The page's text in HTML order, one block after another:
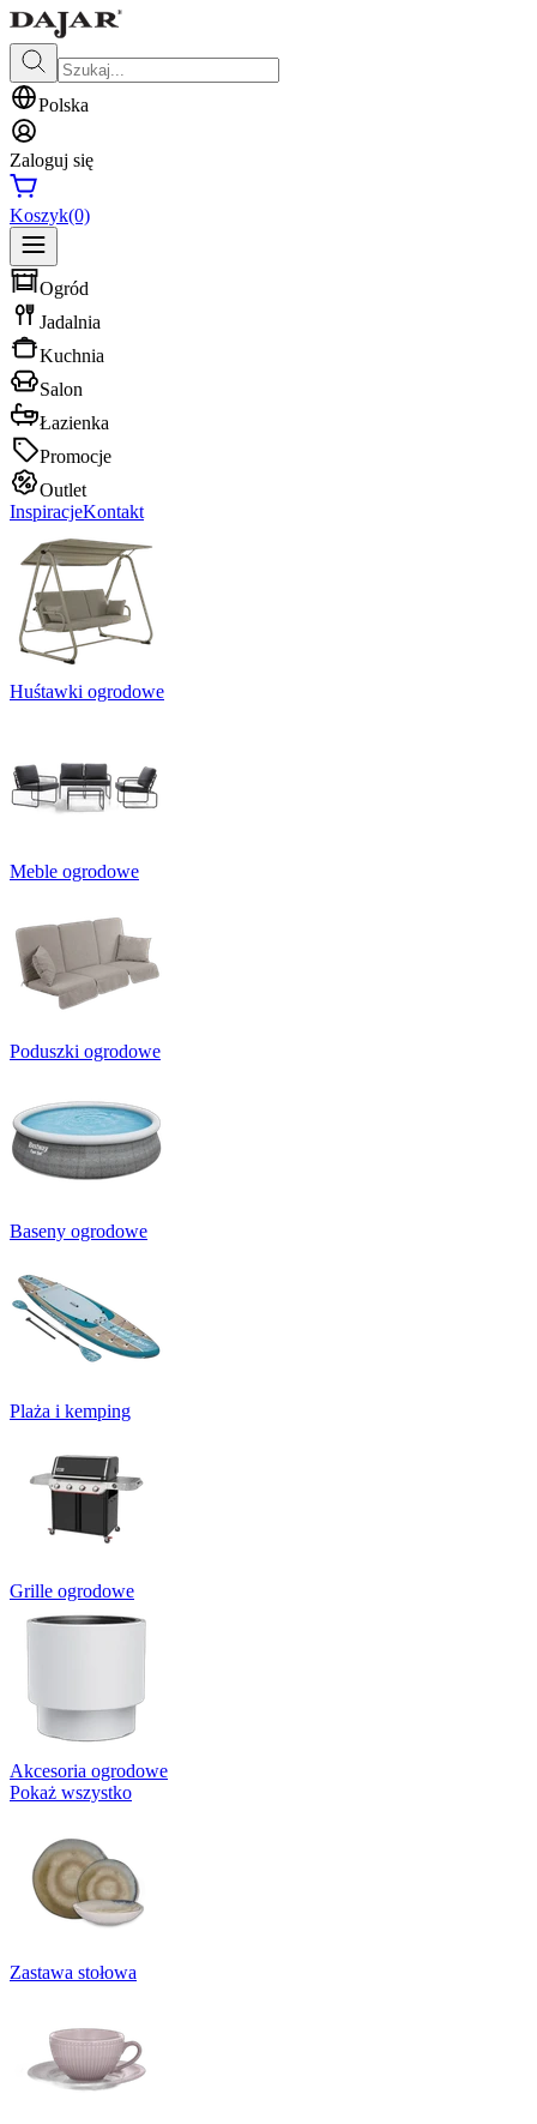
Polska
Zaloguj się
Koszyk(0)
Ogród
Jadalnia
Kuchnia
Salon
Łazienka
Promocje
Outlet
InspiracjeKontakt
Huśtawki ogrodowe
Meble ogrodowe
Poduszki ogrodowe
Baseny ogrodowe
Plaża i kemping
Grille ogrodowe
Akcesoria ogrodowe
Pokaż wszystko
Zastawa stołowa